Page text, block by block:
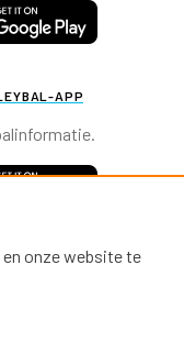
APP
onze website te